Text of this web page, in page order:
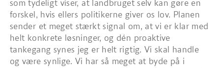
som tydeligt viser, at landbruget selv kan gøre en
forskel, hvis ellers politikerne giver os lov. Planen
sender et meget stærkt signal om, at vi er klar med
helt konkrete løsninger, og dén proaktive
tankegang synes jeg er helt rigtig. Vi skal handle
og være synlige. Vi har så meget at byde på i